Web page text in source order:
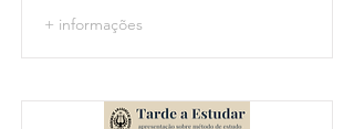
+ informações